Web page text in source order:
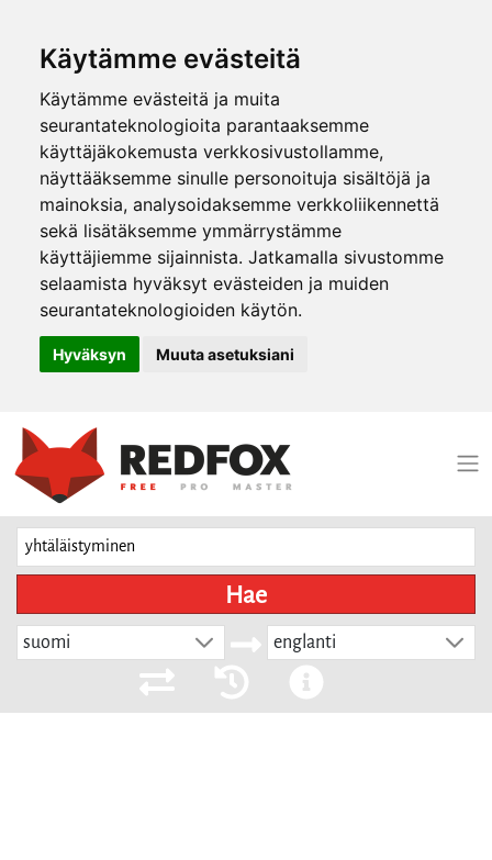
Käytämme evästeitä
Käytämme evästeitä ja muita
seurantateknologioita parantaaksemme
käyttäjäkokemusta verkkosivustollamme,
näyttääksemme sinulle personoituja sisältöjä ja
mainoksia, analysoidaksemme verkkoliikennettä
sekä lisätäksemme ymmärrystämme
käyttäjiemme sijainnista. Jatkamalla sivustomme
selaamista hyväksyt evästeiden ja muiden
seurantateknologioiden käytön.
Hyväksyn Muuta asetuksiani
Hae
suomi englanti